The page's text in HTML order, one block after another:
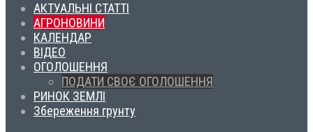
АКТУАЛЬНІ СТАТТІ
АГРОНОВИНИ
КАЛЕНДАР
ВІДЕО
ОГОЛОШЕННЯ
ПОДАТИ СВОЄ ОГОЛОШЕННЯ
РИНОК ЗЕМЛІ
Збереження грунту